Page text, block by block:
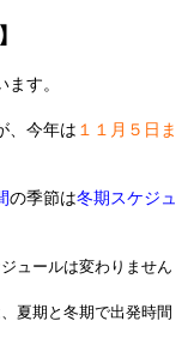
す。
、今年は １１月５日ま
の季節は冬期スケジュ
ュールは変わりません
夏期と冬期で出発時間